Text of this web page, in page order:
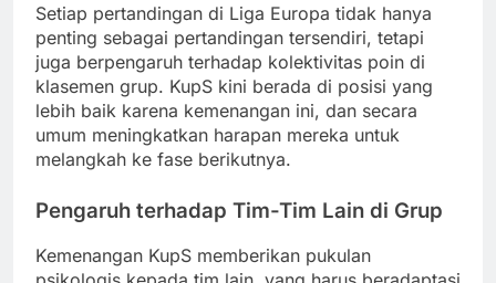
Setiap pertandingan di Liga Europa tidak hanya
penting sebagai pertandingan tersendiri, tetapi
juga berpengaruh terhadap kolektivitas poin di
klasemen grup. KupS kini berada di posisi yang
lebih baik karena kemenangan ini, dan secara
umum meningkatkan harapan mereka untuk
melangkah ke fase berikutnya.
Pengaruh terhadap Tim-Tim Lain di Grup
Kemenangan KupS memberikan pukulan